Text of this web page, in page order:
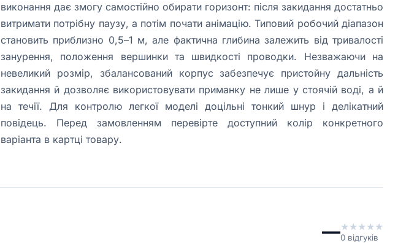
виконання дає змогу самостійно обирати горизонт: після закидання достатньо
витримати потрібну паузу, а потім почати анімацію. Типовий робочий діапазон
становить приблизно 0,5–1 м, але фактична глибина залежить від тривалості
занурення, положення вершинки та швидкості проводки. Незважаючи на
невеликий розмір, збалансований корпус забезпечує пристойну дальність
закидання й дозволяє використовувати приманку не лише у стоячій воді, а й
на течії. Для контролю легкої моделі доцільні тонкий шнур і делікатний
повідець. Перед замовленням перевірте доступний колір конкретного
варіанта в картці товару.
—★★★★★
0 відгуків